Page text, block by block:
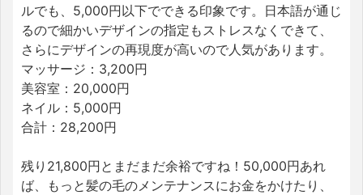
ルでも、5,000円以下でできる印象です。日本語が通じ
るので細かいデザインの指定もストレスなくできて、
さらにデザインの再現度が高いので人気があります。
マッサージ：3,200円
美容室：20,000円
ネイル：5,000円
合計：28,200円
残り21,800円とまだまだ余裕ですね！50,000円あれ
ば、もっと髪の毛のメンテナンスにお金をかけたり、